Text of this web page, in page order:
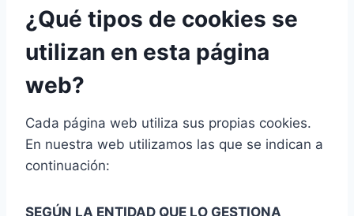
¿Qué tipos de cookies se
utilizan en esta página
web?
Cada página web utiliza sus propias cookies.
En nuestra web utilizamos las que se indican a
continuación:
SEGÚN LA ENTIDAD QUE LO GESTIONA